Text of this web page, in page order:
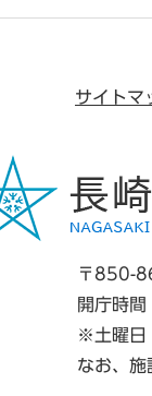
サイトマ
〒850-
開庁時
※土曜日
なお、施